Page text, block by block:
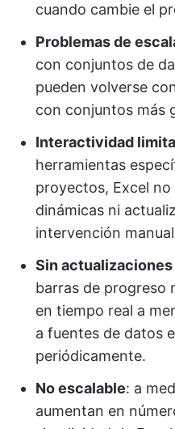
cuando cambie el
Problemas de
con conjuntos de
pueden volverse
con conjuntos más
Interactividad
herramientas
proyectos, Excel
dinámicas ni
intervención
Sin
barras de progreso
en tiempo real a
a fuentes de datos
periódicamente.
No escalable: a
aumentan en